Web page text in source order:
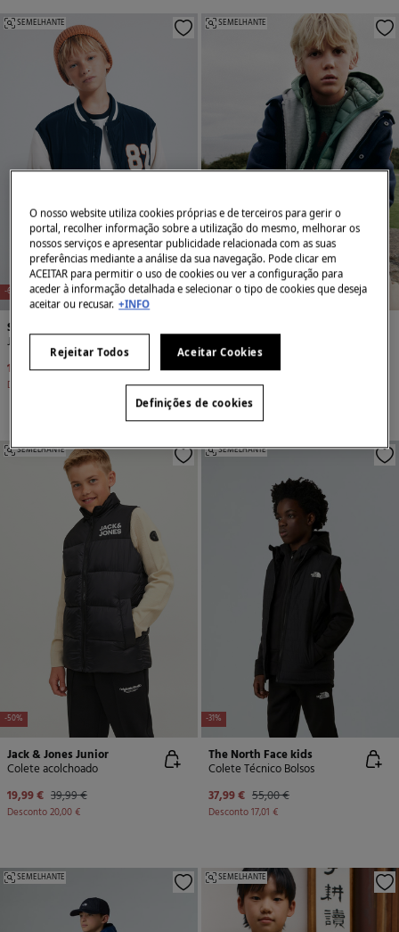
-61%
SEMELHANTE
Springfield Kids
17,99 € 45,99 €
Desconto
-60%
SEMELHANTE
15,99 € 39,99 €
Desconto24,00 €
+2 Cores
-50%
SEMELHANTE
Jack & Jones Junior
Colete acolchoado
19,99 € 39,99 €
Desconto20,00 €
-31%
SEMELHANTE
The North Face kids
Colete Técnico Bolsos
37,99 € 55,00 €
Desconto17,01 €
SEMELHANTE SEMELHANTE
O nosso website utiliza cookies próprias e de terceiros para gerir o
portal, recolher informação sobre a utilização do mesmo, melhorar os
nossos serviços e apresentar publicidade relacionada com as suas
preferências mediante a análise da sua navegação. Pode clicar em
ACEITAR para permitir o uso de cookies ou ver a configuração para
aceder à informação detalhada e selecionar o tipo de cookies que deseja
aceitar ou recusar. +INFO
Rejeitar Todos Aceitar Cookies
Definições de cookies